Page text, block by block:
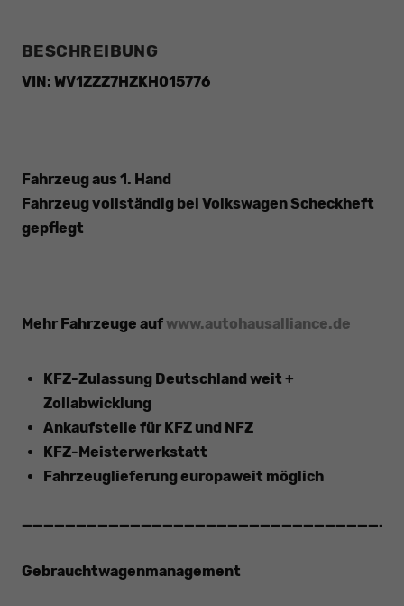
BESCHREIBUNG
VIN: WV1ZZZ7HZKH015776
Fahrzeug aus 1. Hand
Fahrzeug vollständig bei Volkswagen Scheckheft
gepflegt
Mehr Fahrzeuge auf www.autohausalliance.de
KFZ-Zulassung Deutschland weit +
Zollabwicklung
Ankaufstelle für KFZ und NFZ
KFZ-Meisterwerkstatt
Fahrzeuglieferung europaweit möglich
Gebrauchtwagenmanagement